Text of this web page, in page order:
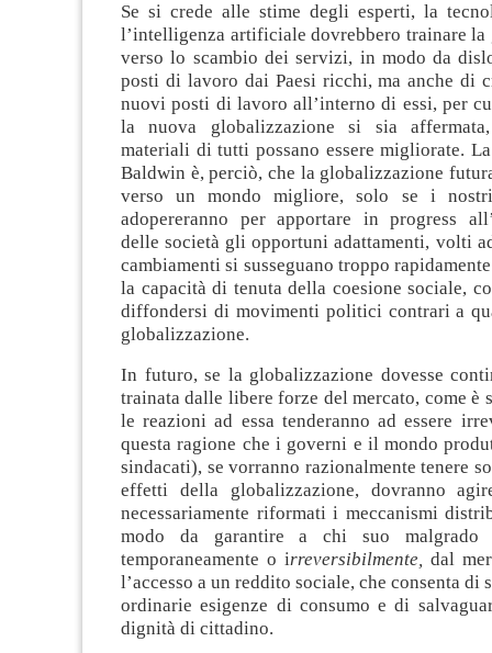
Se si crede alle stime degli esperti, la
l’intelligenza artificiale dovrebbero trainare la
verso lo scambio dei servizi, in modo da
posti di lavoro dai Paesi ricchi, ma anche di
nuovi posti di lavoro all’interno di essi, per
la nuova globalizzazione si sia
materiali di tutti possano essere migliorate.
Baldwin è, perciò, che la globalizzazione
verso un mondo migliore, solo se i
adopereranno per apportare in progress
delle società gli opportuni adattamenti, volti
cambiamenti si susseguano troppo
la capacità di tenuta della coesione sociale,
diffondersi di movimenti politici contrari a
globalizzazione.
In futuro, se la globalizzazione dovesse
trainata dalle libere forze del mercato, come è
le reazioni ad essa tenderanno ad essere
questa ragione che i governi e il mondo
sindacati), se vorranno razionalmente tenere
effetti della globalizzazione, dovranno
necessariamente riformati i meccanismi
modo da garantire a chi suo malgrado
temporaneamente o irreversibilmente, dal
l’accesso a un reddito sociale, che consenta di
ordinarie esigenze di consumo e di
dignità di cittadino.